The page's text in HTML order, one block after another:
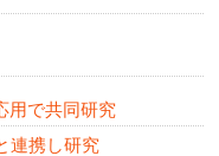
用で共同研究
連携し研究